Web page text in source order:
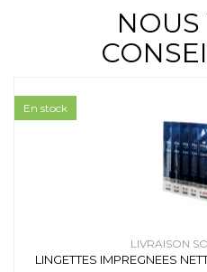
LIVRAISON
LINGETTES IMPREGNEES
En stock